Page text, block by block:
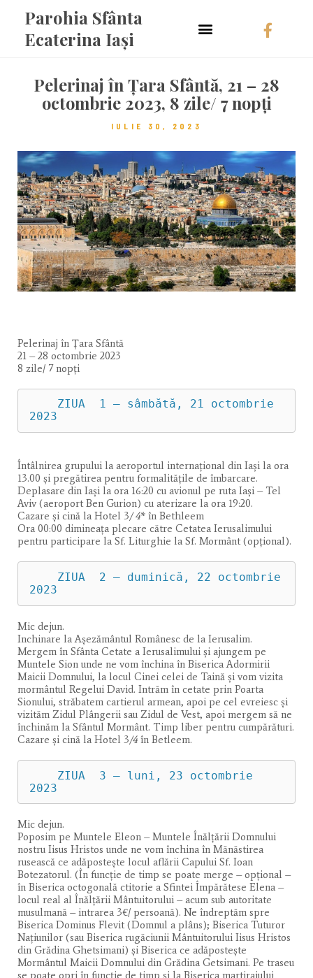
Parohia Sfânta
Ecaterina Iași
Pelerinaj în Țara Sfântă, 21 – 28
octombrie 2023, 8 zile/ 7 nopți
IULIE 30, 2023
Pelerinaj în Țara Sfântă
21 – 28 octombrie 2023
8 zile/ 7 nopți
2023
Întâlnirea grupului la aeroportul internațional din Iași la ora
13.00 și pregătirea pentru formalitățile de îmbarcare.
Deplasare din Iași la ora 16:20 cu avionul pe ruta Iași – Tel
Aviv (aeroport Ben Gurion) cu aterizare la ora 19:20.
Cazare şi cină la Hotel 3/ 4* în Bethleem
Ora 00:00 dimineața plecare către Cetatea Ierusalimului
pentru participare la Sf. Liturghie la Sf. Mormânt (opțional).
2023
Mic dejun.
Inchinare la Așezământul Românesc de la Ierusalim.
Mergem în Sfânta Cetate a Ierusalimului și ajungem pe
Muntele Sion unde ne vom închina în Biserica Adormirii
Maicii Domnului, la locul Cinei celei de Taină şi vom vizita
mormântul Regelui David. Intrăm în cetate prin Poarta
Sionului, străbatem cartierul armean, apoi pe cel evreiesc și
vizităm Zidul Plângerii sau Zidul de Vest, apoi mergem să ne
închinăm la Sfântul Mormânt. Timp liber pentru cumpărături.
Cazare şi cină la Hotel 3/4 în Betleem.
2023
Mic dejun.
Poposim pe Muntele Eleon – Muntele Înălţării Domnului
nostru Iisus Hristos unde ne vom închina în Mănăstirea
rusească ce adăpostește locul aflării Capului Sf. Ioan
Botezatorul. (În funcție de timp se poate merge – opțional –
în Biserica octogonală ctitorie a Sfintei Împărătese Elena –
locul real al Înălțării Mântuitorului – acum sub autoritate
musulmană – intrarea 3€/ persoană). Ne îndreptăm spre
Biserica Dominus Flevit (Domnul a plâns); Biserica Tuturor
Naţiunilor (sau Biserica rugăciunii Mântuitorului Iisus Hristos
din Grădina Ghetsimani) şi Biserica ce adăpostește
Mormântul Maicii Domnului din Grădina Getsimani. Pe traseu